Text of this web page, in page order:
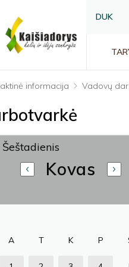
DUK
informacija Vadovų
Šeštadienis
Kovas
A T K P